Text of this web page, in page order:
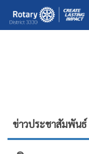
ข่าวประชาสัมพันธ์